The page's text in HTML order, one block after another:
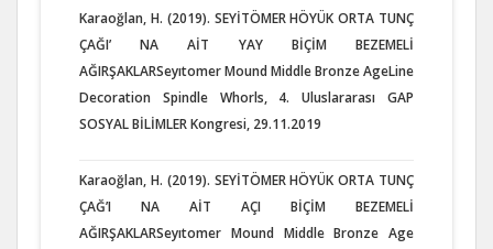
Karaoğlan, H. (2019). SEYİTÖMER HÖYÜK ORTA TUNÇ
ÇAĞI’ NA AİT YAY BİÇİM BEZEMELİ
AĞIRŞAKLARSeyıtomer Mound Middle Bronze AgeLine
Decoration Spindle Whorls, 4. Uluslararası GAP
SOSYAL BİLİMLER Kongresi, 29.11.2019
Karaoğlan, H. (2019). SEYİTÖMER HÖYÜK ORTA TUNÇ
ÇAĞ’I NA AİT AÇI BİÇİM BEZEMELİ
AĞIRŞAKLARSeyıtomer Mound Middle Bronze Age